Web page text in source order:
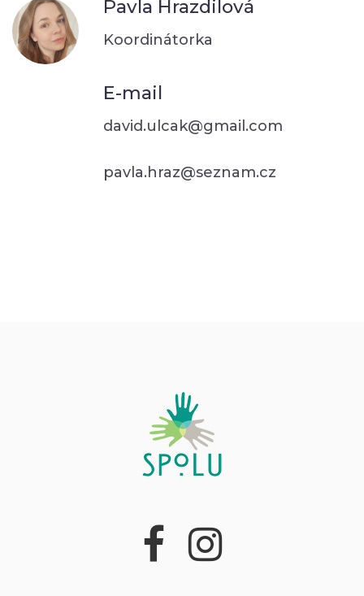
Pavla Hrazdilová
Koordinátorka
E-mail
david.ulcak@gmail.com
pavla.hraz@seznam.cz